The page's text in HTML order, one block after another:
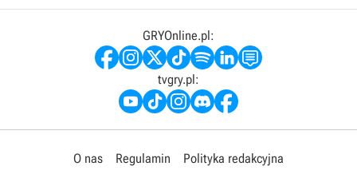
GRYOnline.pl:
tvgry.pl:
O nas Regulamin Polityka redakcyjna